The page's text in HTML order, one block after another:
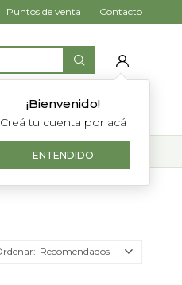
¡Bienvenido!
Creá tu cuenta por acá
ENTENDIDO
Puntos de venta Contacto
Recomendados